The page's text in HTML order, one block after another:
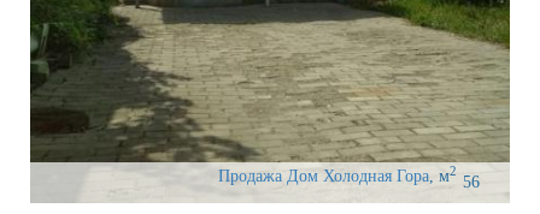
Продажа Дом Холодная Гора, 56
м2